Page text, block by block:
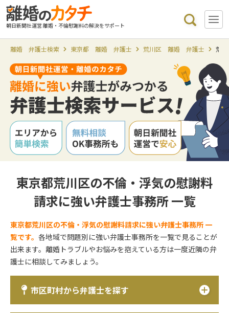
朝日新聞社運営 離婚・不倫慰謝料の解決をサポート
離婚 弁護士検索 東京都 離婚 弁護士 荒川区 離婚 弁護士 荒
東京都荒川区の不倫・浮気の慰謝料
請求に強い弁護士事務所 一覧
東京都荒川区の不倫・浮気の慰謝料請求に強い弁護士事務所 一
覧です。各地域で問題別に強い弁護士事務所を一覧で見ることが
出来ます。離婚トラブルやお悩みを抱えている方は一度近隣の弁
護士に相談してみましょう。
市区町村から弁護士を探す